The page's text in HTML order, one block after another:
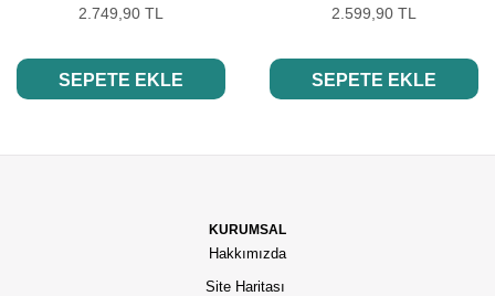
2.749,90 TL
SEPETE EKLE
2.599,90 TL
SEPETE EKLE
KURUMSAL
Hakkımızda
Site Haritası